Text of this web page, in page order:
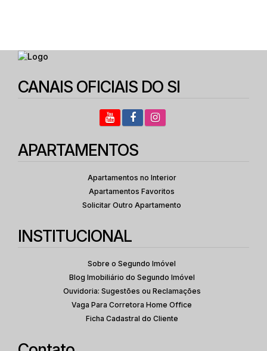
CANAIS OFICIAIS DO SI
APARTAMENTOS
Apartamentos no Interior
Apartamentos Favoritos
Solicitar Outro Apartamento
INSTITUCIONAL
Sobre o Segundo Imóvel
Blog Imobiliário do Segundo Imóvel
Ouvidoria: Sugestões ou Reclamações
Vaga Para Corretora Home Office
Ficha Cadastral do Cliente